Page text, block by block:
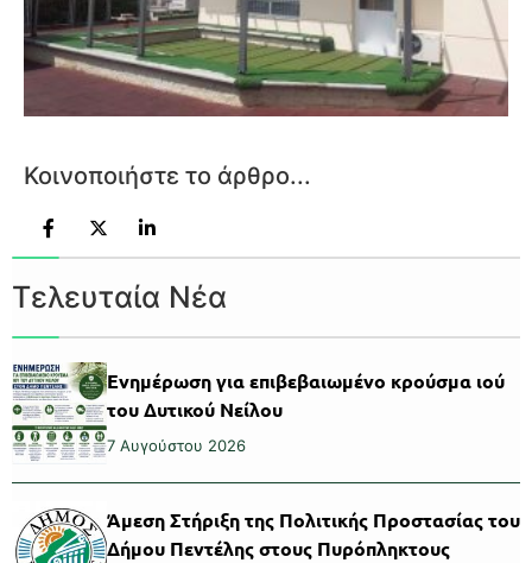
Κοινοποιήστε το άρθρο...
Τελευταία Νέα
Ενημέρωση για επιβεβαιωμένο κρούσμα ιού
του Δυτικού Νείλου
7 Αυγούστου 2026
Άμεση Στήριξη της Πολιτικής Προστασίας του
Δήμου Πεντέλης στους Πυρόπληκτους